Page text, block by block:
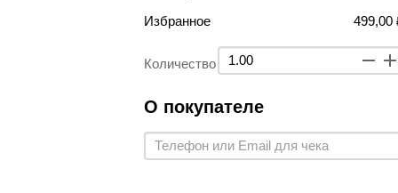
Избранное 499,00
Количество
О покупателе